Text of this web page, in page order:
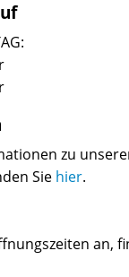
zu
Sie hier.
an,